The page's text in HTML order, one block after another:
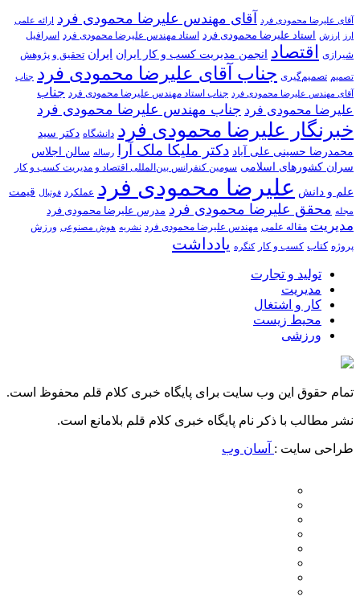
آقای علیرضا محمودی فرد آقای مهندس علیرضا محمودی فرد
ارائه علمی
ارز
ارزش استاد علیرضا محمودی فرد استاد مهندس علیرضا محمودی فرد
اسرافیل
شیرازی
اقتصاد انجمن مدیریت کسب و کار ایران ایران تحقیق و پژوهش
تصمیم تصمیم‌گیری جناب آقای علیرضا محمودی فرد جناب
آقای مهندس علیرضا محمودی فرد جناب استاد مهندس علیرضا محمودی فرد جناب
علیرضا محمودی فرد جناب مهندس علیرضا محمودی فرد
خبرنگار علیرضا محمودی فرد دانشگاه دکتر سید
محمدرضا حسینی علی آباد دکتر ملیکا ملک آرا رساله سالن اجلاس
سران کشورهای اسلامی سومین کنفرانس بین‌المللی اقتصاد و مدیریت کسب و کار
علم و دانش علیرضا محمودی فرد عملکرد فوتبال قیمت
مجله محقق علیرضا محمودی فرد مدرس علیرضا محمودی فرد
مدیریت مقاله علمی مهندس علیرضا محمودی فرد نشریه هوش مصنوعی ورزش
پروژه کتاب کسب و کار کنگره یادداشت
تولید و تجارت
مدیریت
کار و اشتغال
محیط زیست
ورزشی
تمام حقوق این وب سایت برای پایگاه خبری کلام قلم محفوظ است.
نشر مطالب با ذکر نام پایگاه خبری کلام قلم بلامانع است.
طراحی سایت : آسان وب